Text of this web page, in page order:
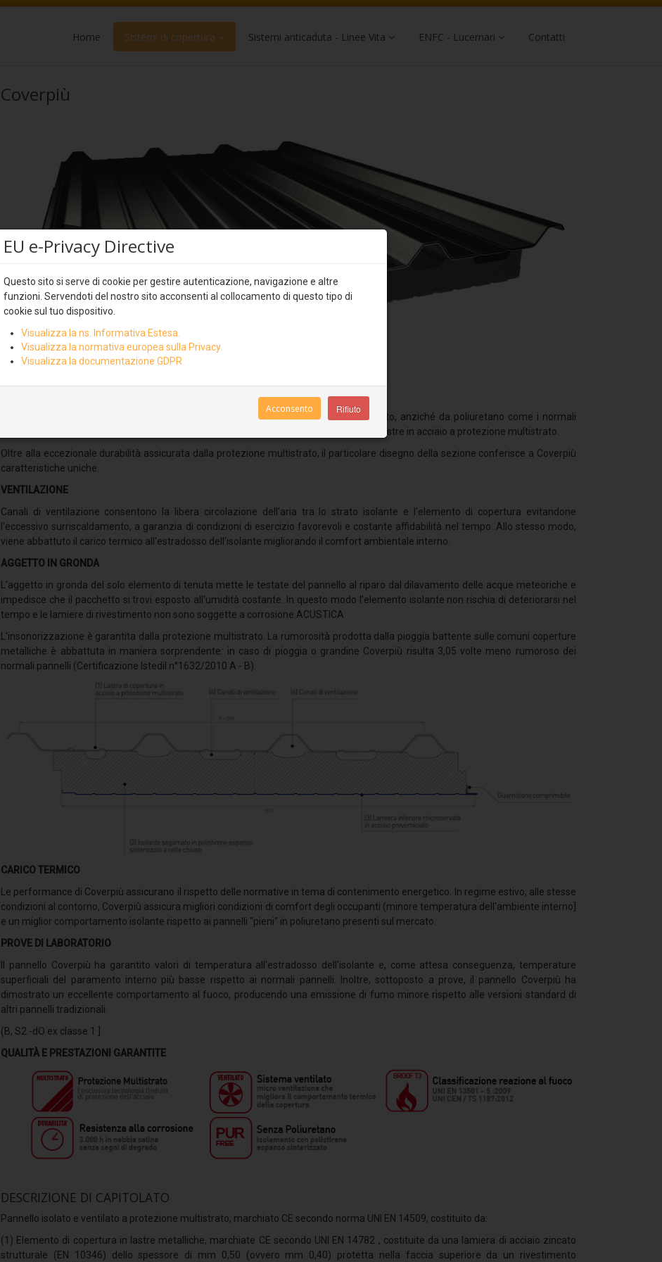
Home Sistemi di copertura Sistemi anticaduta - Linee Vita ENFC - Lucernari Contatti
Coverpiù
Pannello monolitico costituito, nella parte isolante da polisterene espanso sinterizzato, anziché da poliuretano come i normali
pannelli di cui rappresenta l'innovativa evoluzione. La finitura superiore è costituita da lastre in acciaio a protezione multistrato.
Oltre alla eccezionale durabilità assicurata dalla protezione multistrato, il particolare disegno della sezione conferisce a Coverpiù
caratteristiche uniche.
VENTILAZIONE
Canali di ventilazione consentono la libera circolazione dell'aria tra lo strato isolante e l'elemento di copertura evitandone
l'eccessivo surriscaldamento, a garanzia di condizioni di esercizio favorevoli e costante affidabilità nel tempo. Allo stesso modo,
viene abbattuto il carico termico all'estradosso dell'isolante migliorando il comfort ambientale interno.
AGGETTO IN GRONDA
L'aggetto in gronda del solo elemento di tenuta mette le testate del pannello al riparo dal dilavamento delle acque meteoriche e
impedisce che il pacchetto si trovi esposto all'umidità costante. In questo modo l'elemento isolante non rischia di deteriorarsi nel
tempo e le lamiere di rivestimento non sono soggette a corrosione.ACUSTICA
L'insonorizzazione è garantita dalla protezione multistrato. La rumorosità prodotta dalla pioggia battente sulle comuni coperture
metalliche è abbattuta in maniera sorprendente: in caso di pioggia o grandine Coverpiù risulta 3,05 volte meno rumoroso dei
normali pannelli (Certificazione Istedil n°1632/2010 A - B).
CARICO TERMICO
Le performance di Coverpiù assicurano il rispetto delle normative in tema di contenimento energetico. In regime estivo, alle stesse
condizioni al contorno, Coverpiù assicura migliori condizioni di comfort degli occupanti (minore temperatura dell'ambiente interno]
e un miglior comportamento isolante rispetto ai pannelli "pieni" in poliuretano presenti sul mercato.
PROVE DI LABORATORIO
II pannello Coverpiù ha garantito valori di temperatura all'estradosso dell'isolante e, come attesa conseguenza, temperature
superficiali del paramento interno più basse rispetto ai normali pannelli. Inoltre, sottoposto a prove, il pannello Coverpiù ha
dimostrato un eccellente comportamento al fuoco, producendo una emissione di fumo minore rispetto alle versioni standard di
altri pannelli tradizionali.
(B, S2 -dO ex classe 1 ]
QUALITÀ E PRESTAZIONI GARANTITE
DESCRIZIONE DI CAPITOLATO
Pannello isolato e ventilato a protezione multistrato, marchiato CE secondo norma UNI EN 14509, costituito da:
(1) Elemento di copertura in lastre metalliche, marchiate CE secondo UNI EN 14782 , costituite da una lamiera di acciaio zincato
strutturale (EN 10346) dello spessore di mm 0,50 (ovvero mm 0,40) protetta nella faccia superiore da un rivestimento
EU e-Privacy Directive
Questo sito si serve di cookie per gestire autenticazione, navigazione e altre
funzioni. Servendoti del nostro sito acconsenti al collocamento di questo tipo di
cookie sul tuo dispositivo.
Visualizza la ns. Informativa Estesa.
Visualizza la normativa europea sulla Privacy.
Visualizza la documentazione GDPR
Acconsento Rifiuto